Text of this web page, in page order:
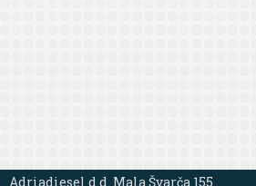
Adriadiesel d.d. Mala Švarča 155